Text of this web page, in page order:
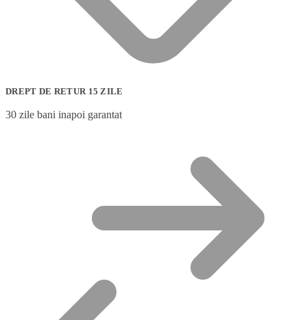
DREPT DE RETUR 15 ZILE
30 zile bani inapoi garantat